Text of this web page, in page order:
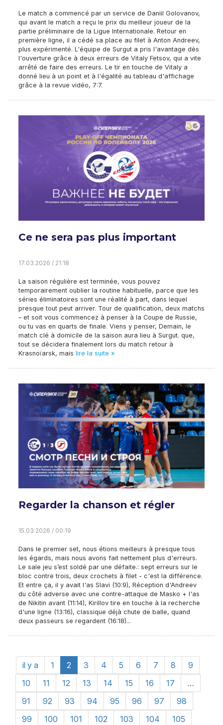
Le match a commencé par un service de Daniil Golovanov,
qui avant le match a reçu le prix du meilleur joueur de la
partie préliminaire de la Ligue Internationale. Retour en
première ligne, il a cédé sa place au filet à Anton Andreev,
plus expérimenté. L'équipe de Surgut a pris l'avantage dès
l'ouverture grâce à deux erreurs de Vitaly Fetsov, qui a vite
arrêté de faire des erreurs. Le tir en touche de Vitaly a
donné lieu à un point et à l'égalité au tableau d'affichage
grâce à la revue vidéo, 7:7.
Ce ne sera pas plus important
17.03.2026 / 21:18
La saison régulière est terminée, vous pouvez
temporairement oublier la routine habituelle, parce que les
séries éliminatoires sont une réalité à part, dans lequel
presque tout peut arriver. Tour de qualification, deux matchs
– et soit vous commencez à penser à la Coupe de Russie,
ou tu vas en quarts de finale. Viens y penser, Demain, le
match clé à domicile de la saison aura lieu à Surgut. que,
tout se décidera finalement lors du match retour à
Krasnoïarsk, mais lire la suite »
Regarder la chanson et régler
15.03.2026 / 00:19
Dans le premier set, nous étions meilleurs à presque tous
les égards, mais nous avons fait nettement plus d'erreurs.
Le sale jeu s’est soldé par une défaite.: sept erreurs sur le
bloc contre trois, deux crochets à filet - c'est la différence.
Et entre ça, il y avait l'as Slavi (10:9), Réception d'Andreev
du côté adverse avec une contre-attaque de Masko + l'as
de Nikitin avant (11:14), Kirillov tire en touche à la recherche
d'une ligne (13:16), classique déjà chute de balle, quand
deux passeurs se regardent (16:18)...
il y a 1 2 3 4 5 6 7 8
9
10
11 12 13 14 15 16 17
…
91
92 93 94 95 96 97
98
99
100 101 102 103 104
105